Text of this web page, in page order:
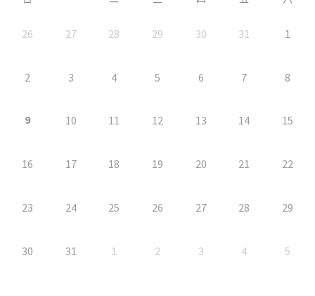
26 27 28 29 30 31 1
2 3 4 5 6 7 8
9 10 11 12 13 14 15
16 17 18 19 20 21 22
23 24 25 26 27 28 29
30 31 1 2 3 4 5